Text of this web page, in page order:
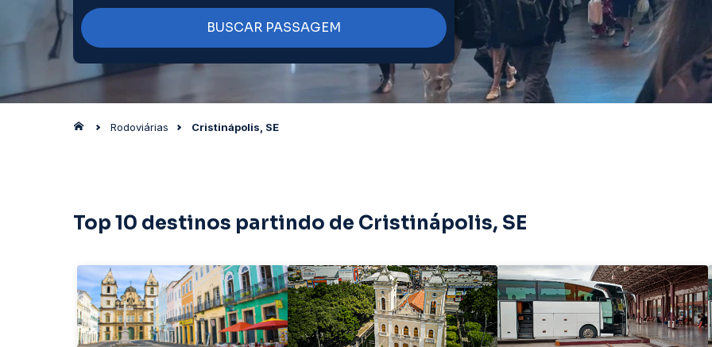
BUSCAR PASSAGEM
Rodoviárias Cristinápolis, SE
Top 10 destinos partindo de Cristinápolis, SE